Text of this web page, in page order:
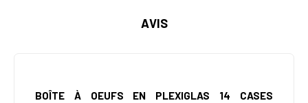
AVIS
BOÎTE À OEUFS EN PLEXIGLAS 14 CASES